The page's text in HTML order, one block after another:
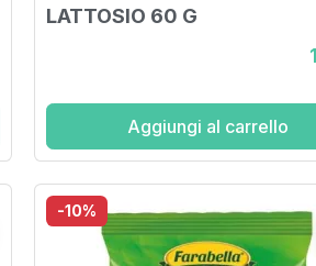
LATTOSIO 60 G
Aggiungi al carrello
-10%